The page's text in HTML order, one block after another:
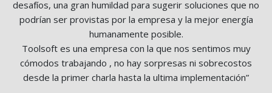
desafíos, una gran humildad para sugerir soluciones que no
podrían ser provistas por la empresa y la mejor energía
humanamente posible.
Toolsoft es una empresa con la que nos sentimos muy
cómodos trabajando , no hay sorpresas ni sobrecostos
desde la primer charla hasta la ultima implementación”